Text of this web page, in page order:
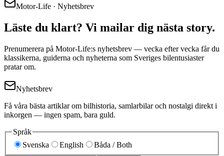
Motor-Life · Nyhetsbrev
Läste du klart? Vi mailar dig nästa story.
Prenumerera på Motor-Life:s nyhetsbrev — vecka efter vecka får du
klassikerna, guiderna och nyheterna som Sveriges bilentusiaster
pratar om.
Nyhetsbrev
Få våra bästa artiklar om bilhistoria, samlarbilar och nostalgi direkt i
inkorgen — ingen spam, bara guld.
Språk
Svenska
English Båda / Both